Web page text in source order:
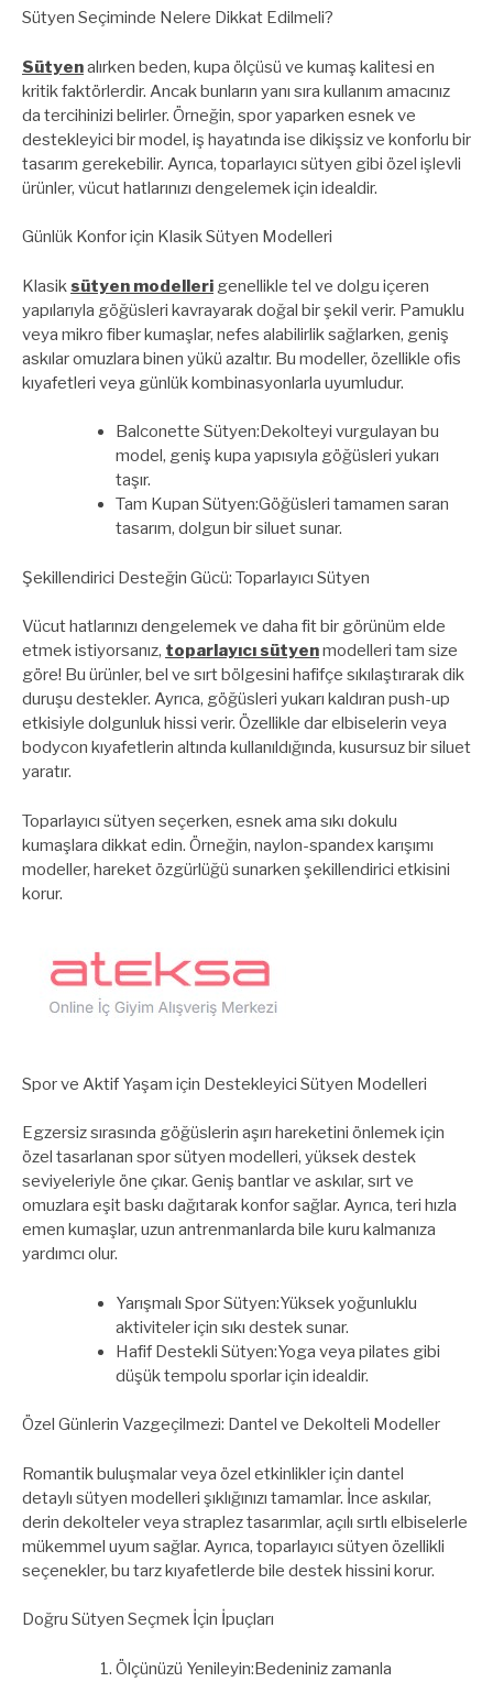
Sütyen Seçiminde Nelere Dikkat Edilmeli?
Sütyenalırken beden, kupa ölçüsü ve kumaş kalitesi en
kritik faktörlerdir. Ancak bunların yanı sıra kullanım amacınız
da tercihinizi belirler. Örneğin, spor yaparken esnek ve
destekleyici bir model, iş hayatında ise dikişsiz ve konforlu bir
tasarım gerekebilir. Ayrıca, toparlayıcı sütyen gibi özel işlevli
ürünler, vücut hatlarınızı dengelemek için idealdir.
Günlük Konfor için Klasik Sütyen Modelleri
Klasiksütyen modelleri genellikle tel ve dolgu içeren
yapılarıyla göğüsleri kavrayarak doğal bir şekil verir. Pamuklu
veya mikro fiber kumaşlar, nefes alabilirlik sağlarken, geniş
askılar omuzlara binen yükü azaltır. Bu modeller, özellikle ofis
kıyafetleri veya günlük kombinasyonlarla uyumludur.
Balconette Sütyen:Dekolteyi vurgulayan bu
model, geniş kupa yapısıyla göğüsleri yukarı
taşır.
Tam Kupan Sütyen:Göğüsleri tamamen saran
tasarım, dolgun bir siluet sunar.
Şekillendirici Desteğin Gücü: Toparlayıcı Sütyen
Vücut hatlarınızı dengelemek ve daha fit bir görünüm elde
etmek istiyorsanız, toparlayıcı sütyenmodelleri tam size
göre! Bu ürünler, bel ve sırt bölgesini hafifçe sıkılaştırarak dik
duruşu destekler. Ayrıca, göğüsleri yukarı kaldıran push-up
etkisiyle dolgunluk hissi verir. Özellikle dar elbiselerin veya
bodycon kıyafetlerin altında kullanıldığında, kusursuz bir siluet
yaratır.
Toparlayıcı sütyen seçerken, esnek ama sıkı dokulu
kumaşlara dikkat edin. Örneğin, naylon-spandex karışımı
modeller, hareket özgürlüğü sunarken şekillendirici etkisini
korur.
Spor ve Aktif Yaşam için Destekleyici Sütyen Modelleri
Egzersiz sırasında göğüslerin aşırı hareketini önlemek için
özel tasarlanan spor sütyen modelleri, yüksek destek
seviyeleriyle öne çıkar. Geniş bantlar ve askılar, sırt ve
omuzlara eşit baskı dağıtarak konfor sağlar. Ayrıca, teri hızla
emen kumaşlar, uzun antrenmanlarda bile kuru kalmanıza
yardımcı olur.
Yarışmalı Spor Sütyen:Yüksek yoğunluklu
aktiviteler için sıkı destek sunar.
Hafif Destekli Sütyen:Yoga veya pilates gibi
düşük tempolu sporlar için idealdir.
Özel Günlerin Vazgeçilmezi: Dantel ve Dekolteli Modeller
Romantik buluşmalar veya özel etkinlikler için dantel
detaylı sütyen modelleri şıklığınızı tamamlar. İnce askılar,
derin dekolteler veya straplez tasarımlar, açılı sırtlı elbiselerle
mükemmel uyum sağlar. Ayrıca, toparlayıcı sütyen özellikli
seçenekler, bu tarz kıyafetlerde bile destek hissini korur.
Doğru Sütyen Seçmek İçin İpuçları
Ölçünüzü Yenileyin:Bedeniniz zamanla